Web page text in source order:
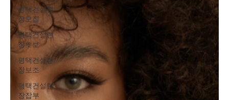
평택건설현
장모집
평택건설현
장초보
평택건설현
장보조
평택건설현
장잡부
이 만들어졌다. 단기유흥알바 구인구직 여성 초보자가 유흥단기알
바를 선택하는 가장 큰 이유는 근무 기간의 짧음 이다. 하루나 며칠
단위로 근무가 가능해 “해보고 안 맞으면 그만두자”라는 가벼운 마
음으로 시작할 수 있다. 이는 경험이 없는 초보자에게 심리적인 진입
장벽을 크게 낮춰준다. 또한 본업이나 학업, 개인 일정과 병행이 가
능해 단기 수입이 필요한 상황에서 효율적인 선택이 된다. 유흥단기
알바의 수입 구조는 일반적인 시급 알바와 차이가 있다. 근무 시간
대비 보상